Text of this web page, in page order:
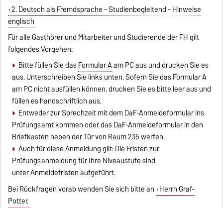
2. Deutsch als Fremdsprache - Studienbegleitend - Hinweise
englisch
Für alle Gasthörer und Mitarbeiter und Studierende der FH gilt
folgendes Vorgehen:
Bitte füllen Sie dasFormular Aam PC aus und drucken Sie es
aus. Unterschreiben Sie links unten. Sofern Sie das Formular A
am PC nicht ausfüllen können, drucken Sie es bitte leer aus und
füllen es handschriftlich aus.
Entweder zur Sprechzeit mit dem DaF-Anmeldeformular ins
Prüfungsamt kommen oder das DaF-Anmeldeformular in den
Briefkasten neben der Tür von Raum 235 werfen.
Auch für diese Anmeldung gilt: Die Fristen zur
Prüfungsanmeldung für Ihre Niveaustufe sind
unterAnmeldefristenaufgeführt.
Bei Rückfragen vorab wenden Sie sich bitte an Herrn Graf-
Potter.